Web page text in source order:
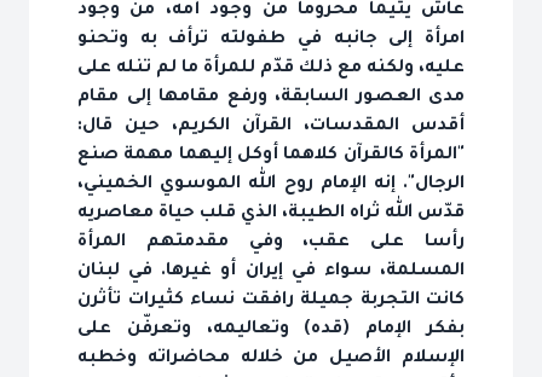
عاش يتيماً محروماً من وجود أمه، من وجود
امرأة إلى جانبه في طفولته ترأف به وتحنو
عليه، ولكنه مع ذلك قدّم للمرأة ما لم تنله على
مدى العصور السابقة، ورفع مقامها إلى مقام
أقدس المقدسات، القرآن الكريم، حين قال:
"المرأة كالقرآن كلاهما أوكل إليهما مهمة صنع
الرجال". إنه الإمام روح الله الموسوي الخميني،
قدّس الله ثراه الطيبة، الذي قلب حياة معاصريه
رأسا على عقب، وفي مقدمتهم المرأة
المسلمة، سواء في إيران أو غيرها. في لبنان
كانت التجربة جميلة رافقت نساء كثيرات تأثرن
بفكر الإمام (قده) وتعاليمه، وتعرفّن على
الإسلام الأصيل من خلاله محاضراته وخطبه